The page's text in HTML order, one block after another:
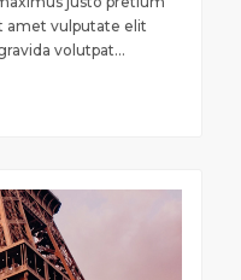
amet vulputate elit
volutpat...